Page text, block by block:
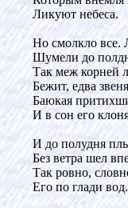
Ликуют небеса.
Но смолкло все.
Шумели до
Так меж корней
Бежит, едва
Баюкая
И в сон его
И до полудня
Без ветра шел
Так ровно,
Его по глади вод.